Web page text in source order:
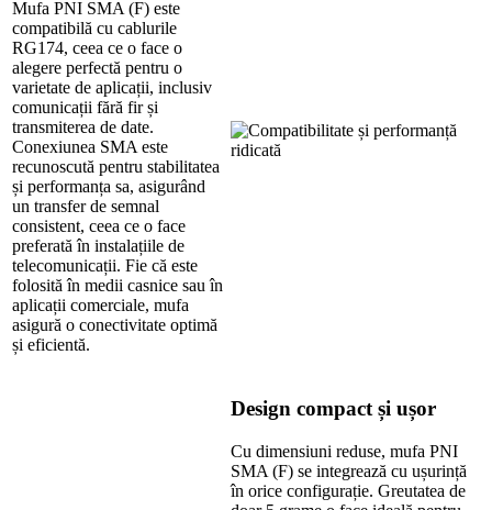
Mufa PNI SMA (F) este
compatibilă cu cablurile
RG174, ceea ce o face o
alegere perfectă pentru o
varietate de aplicații, inclusiv
comunicații fără fir și
transmiterea de date.
Conexiunea SMA este
recunoscută pentru stabilitatea
și performanța sa, asigurând
un transfer de semnal
consistent, ceea ce o face
preferată în instalațiile de
telecomunicații. Fie că este
folosită în medii casnice sau în
aplicații comerciale, mufa
asigură o conectivitate optimă
și eficientă.
Design compact și ușor
Cu dimensiuni reduse, mufa PNI
SMA (F) se integrează cu ușurință
în orice configurație. Greutatea de